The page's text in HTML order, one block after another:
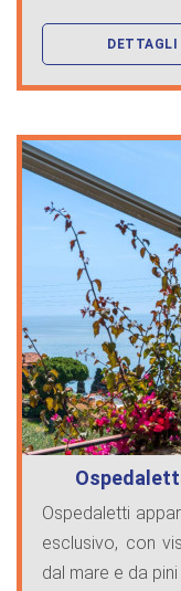
DETTAGLI
Ospedaletti
esclusivo, con
dal mare e da pini